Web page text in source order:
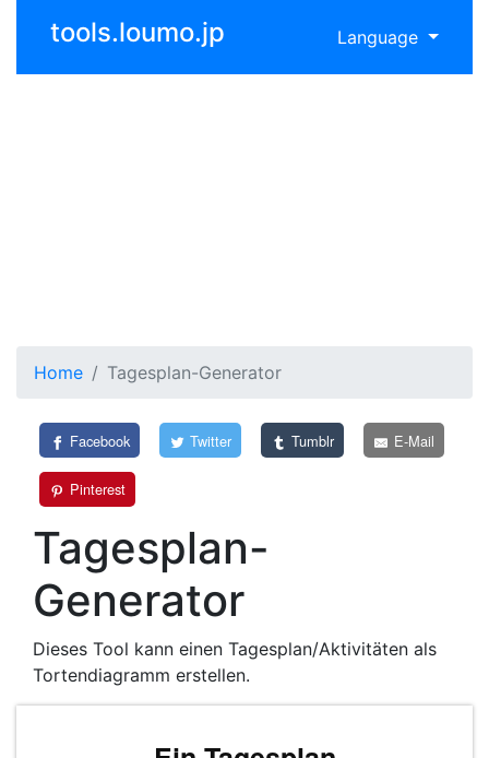
tools.loumo.jp Language
Home Tagesplan-Generator
Facebook Twitter Tumblr E-Mail
Pinterest
Tagesplan-
Generator
Dieses Tool kann einen Tagesplan/Aktivitäten als
Tortendiagramm erstellen.